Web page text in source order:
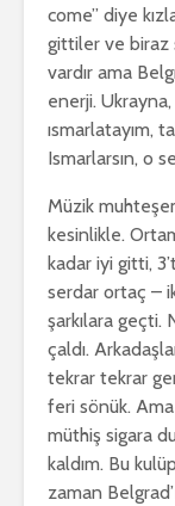
come” diye
gittiler ve biraz
vardır ama
enerji.
ısmarlatayım,
Ismarlarsın, o
Müzik
kesinlikle.
kadar iyi gitti,
serdar ortaç –
şarkılara geçti.
çaldı.
tekrar tekrar
feri sönük.
müthiş sigara
kaldım. Bu
zaman